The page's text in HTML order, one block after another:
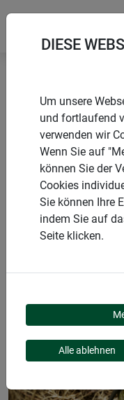
Startseite Zubehör
PRODUKTE
DIESE
Um unsere
und fortlaufend
verwenden wir
Wenn Sie auf
können Sie der
Cookies
Sie können Ihre
indem Sie auf
Seite klicken.
Alle ablehnen